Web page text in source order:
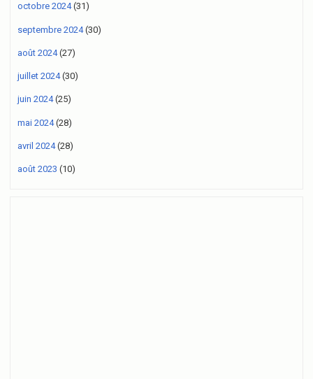
octobre 2024(31)
septembre 2024(30)
août 2024(27)
juillet 2024(30)
juin 2024(25)
mai 2024(28)
avril 2024(28)
août 2023 (10)